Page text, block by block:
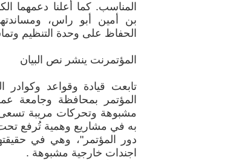
المناسب. كما أعلنا دعمهما
بن أمين أبو راس،
الحفاظ على وحدة التنظيم
المؤتمرنت ينشر نص البيان
تابعت قيادة وقواعد
المؤتمر بمحافظة وجامعة
مشبوهة وتحركات مريبة تسعى
به في مشاريع وهمية تُرفع
دور المؤتمر"، وهي في
اجندات خارجية مشبوهة .